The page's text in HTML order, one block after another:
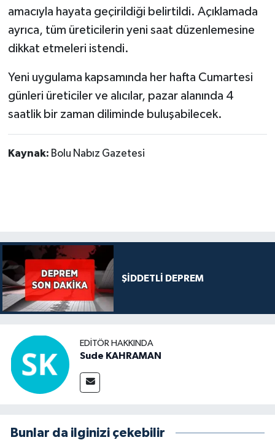
amacıyla hayata geçirildiği belirtildi. Açıklamada
ayrıca, tüm üreticilerin yeni saat düzenlemesine
dikkat etmeleri istendi.
Yeni uygulama kapsamında her hafta Cumartesi
günleri üreticiler ve alıcılar, pazar alanında 4
saatlik bir zaman diliminde buluşabilecek.
Kaynak: Bolu Nabız Gazetesi
ŞİDDETLİ DEPREM
EDITÖR HAKKINDA
Sude KAHRAMAN
Bunlar da ilginizi çekebilir